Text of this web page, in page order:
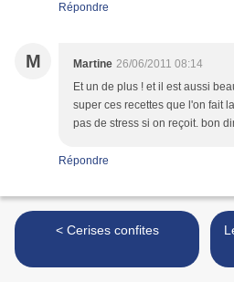
Répondre
M Martine 26/06/2011 08:14
Et un de plus ! et il est aussi
super ces recettes que l'on fait
pas de stress si on reçoit. bon
Répondre
< Cerises confites